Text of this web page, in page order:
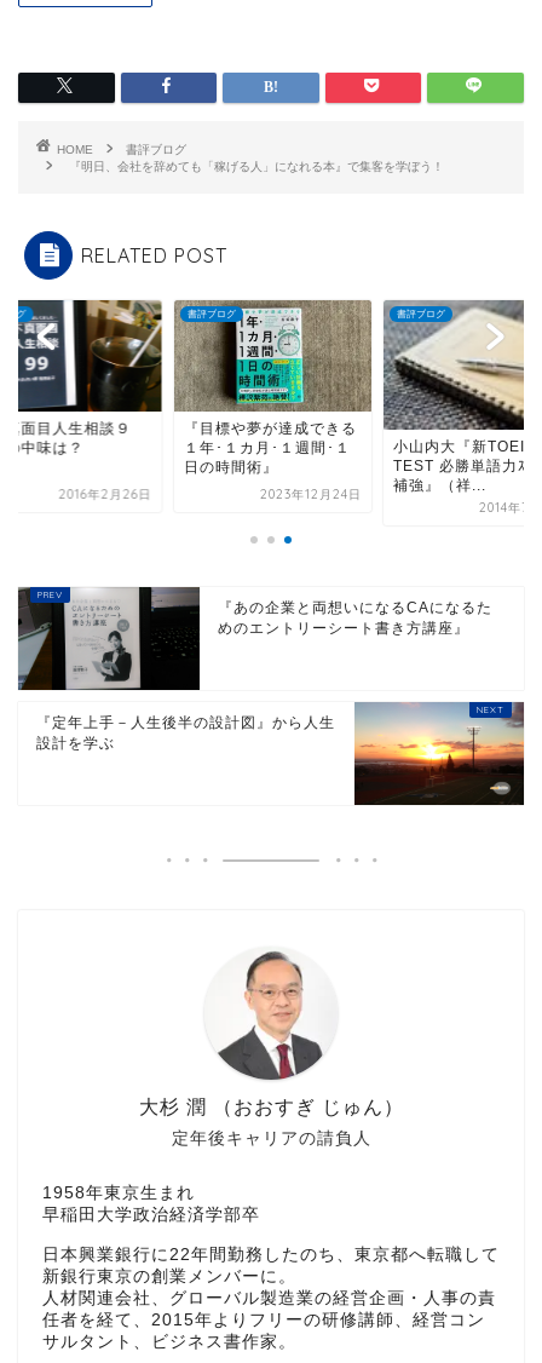
HOME
書評ブログ
『明日、会社を辞めても「稼げる人」になれる本』で集客を学ぼう！
RELATED POST
ログ
真面目人生相談９
の中味は？
2016年2月26日
書評ブログ
『目標や夢が達成できる
１年･１カ月･１週間･１
日の時間術』
2023年12月24日
書評ブログ
小山内大『新TOEIC
TEST 必勝単語力ｽﾋ
補強』（祥...
2014年7
『あの企業と両想いになるCAになるた
めのエントリーシート書き方講座』
『定年上手－人生後半の設計図』から人生
設計を学ぶ
定年後キャリアの請負人
大杉 潤 （おおすぎ じゅん）
1958年東京生まれ
早稲田大学政治経済学部卒
日本興業銀行に22年間勤務したのち、東京都へ転職して
新銀行東京の創業メンバーに。
人材関連会社、グローバル製造業の経営企画・人事の責
任者を経て、2015年よりフリーの研修講師、経営コン
サルタント、ビジネス書作家。